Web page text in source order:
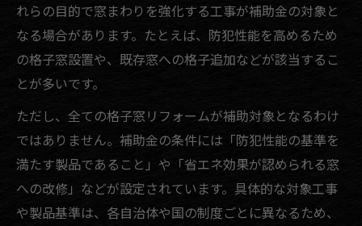
れらの目的で窓まわりを強化する工事が補助金の対象と
なる場合があります。たとえば、防犯性能を高めるため
の格子窓設置や、既存窓への格子追加などが該当するこ
とが多いです。
ただし、全ての格子窓リフォームが補助対象となるわけ
ではありません。補助金の条件には「防犯性能の基準を
満たす製品であること」や「省エネ効果が認められる窓
への改修」などが設定されています。具体的な対象工事
や製品基準は、各自治体や国の制度ごとに異なるため、